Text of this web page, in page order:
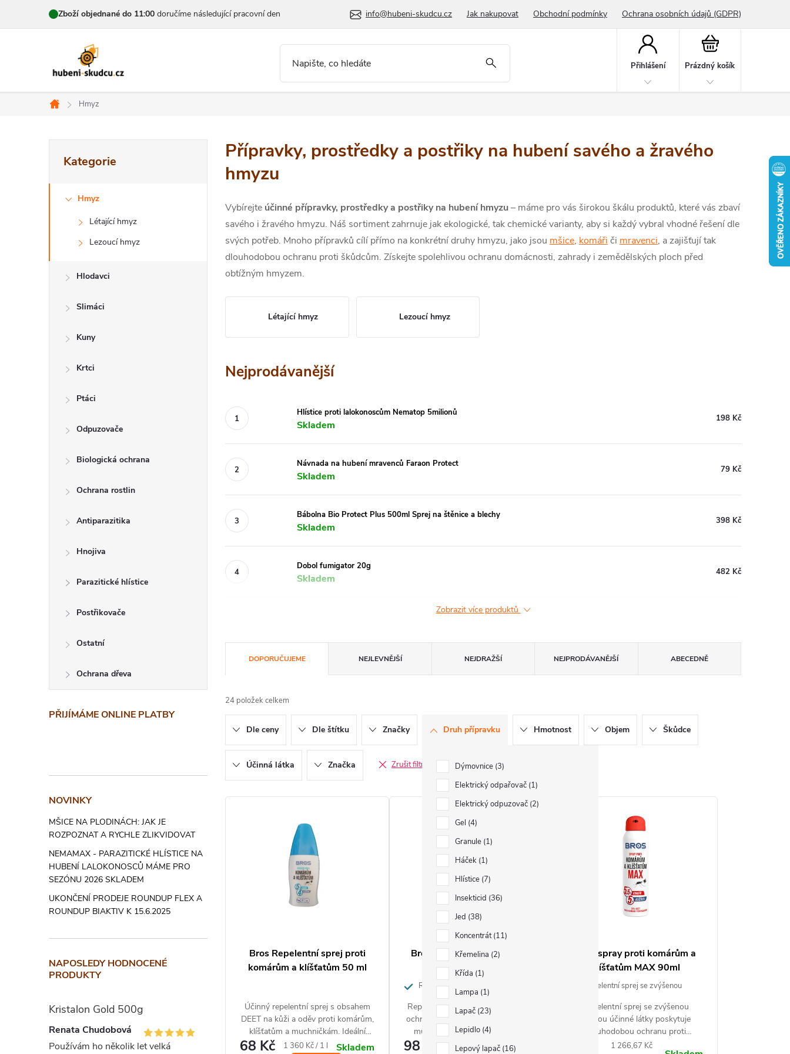
Zboží objednané do 11:00 doručíme následující pracovní den info@hubeni-skudcu.cz Jak nakupovat Obchodní podmínky Ochrana osobních údajů (GDPR)
Přihlášení
Nákupní
Prázdný košík
Domů
Hmyz
a
kategorie
Kategorie
Hmyz
Létající hmyz
Lezoucí hmyz
Hlodavci
Slimáci
Kuny
Krtci
Ptáci
Odpuzovače
Biologická ochrana
Ochrana rostlin
Antiparazitika
Hnojiva
Parazitické hlístice
Postřikovače
Ostatní
Ochrana dřeva
PŘIJÍMÁME ONLINE PLATBY
NOVINKY
MŠICE NA PLODINÁCH: JAK JE
ROZPOZNAT A RYCHLE ZLIKVIDOVAT
NEMAMAX - PARAZITICKÉ HLÍSTICE NA
HUBENÍ LALOKONOSCŮ MÁME PRO
SEZÓNU 2026 SKLADEM
UKONČENÍ PRODEJE ROUNDUP FLEX A
ROUNDUP BIAKTIV K 15.6.2025
NAPOSLEDY HODNOCENÉ
PRODUKTY
Kristalon Gold 500g
Renata Chudobová
Používám ho několik let velká
Přípravky, prostředky a postřiky na hubení savého a žravého
hmyzu
Vybírejte účinné přípravky, prostředky a postřiky na hubení hmyzu– máme pro vás širokou škálu produktů, které vás zbaví
savého i žravého hmyzu. Náš sortiment zahrnuje jak ekologické, tak chemické varianty, aby si každý vybral vhodné řešení dle
svých potřeb. Mnoho přípravků cílí přímo na konkrétní druhy hmyzu, jako jsou mšice, komáři či mravenci, a zajišťují tak
dlouhodobou ochranu proti škůdcům. Získejte spolehlivou ochranu domácnosti, zahrady i zemědělských ploch před
obtížným hmyzem.
Létající hmyz Lezoucí hmyz
Nejprodávanější
Hlístice proti lalokonoscům Nematop 5milionů
Skladem
198 Kč
Návnada na hubení mravenců Faraon Protect
Skladem
79 Kč
Bábolna Bio Protect Plus 500ml Sprej na štěnice a blechy
Skladem
398 Kč
Dobol fumigator 20g
Skladem
482 Kč
Zobrazit více produktů
a
z
e
n
p
DOPORUČUJEME NEJLEVNĚJŠÍ NEJDRAŽŠÍ NEJPRODÁVANĚJŠÍ ABECEDNĚ
24 položek celkem
Dle ceny Dle štítku Značky Druh přípravku
Dýmovnice 3
Elektrický odpařovač 1
Elektrický odpuzovač 2
Gel 4
Granule 1
Háček 1
Hlístice 7
Insekticid 36
Jed 38
Koncentrát 11
Křemelina 2
Křída 1
Lampa 1
Lapač 23
Lepidlo 4
Lepový lapač 16
Hmotnost Objem Škůdce
Účinná látka Značka Zrušit filtry
Bros Repelentní sprej proti
komárům a klíšťatům 50 ml
Účinný repelentní sprej s obsahem
DEET na kůži a oděv proti komárům,
klíšťatům a muchničkám. Ideální
balení na cesty.
68 Kč
Měrná
1 360 Kč / 1 l
Skladem
Bros spray proti komárům a
klíšťatům 90 ml
Repelentní sprej s dlouhodobým
účinkem proti komárům. klíšťatům a
mouchám.
Repelentní sprej poskytuje účinnou
ochranu proti komárům. klíšťatům a
muchničkám. Repelent ve spreji
umožňuje pohotové a pohodlné
98 Kč Měrná
1 088,89 Kč / 1 l Skladem
Bros spray proti komárům a
klíšťatům MAX 90ml
Repelentní sprej se zvýšenou
ochranu proti komárům, klíšťatům a
mouchám.
Repelentní sprej se zvýšenou
dávkou účinné látky poskytuje
dlouhodobou ochranu proti
komárům, klíšťatům a mouchám.
Měrná
1 266,67 Kč